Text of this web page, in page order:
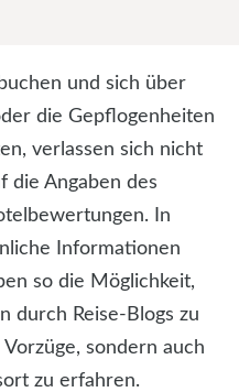
und sich über
die Gepflogenheiten
verlassen sich nicht
die Angaben des
In
Informationen
so die Möglichkeit,
durch Reise-Blogs zu
sondern auch
zu erfahren.